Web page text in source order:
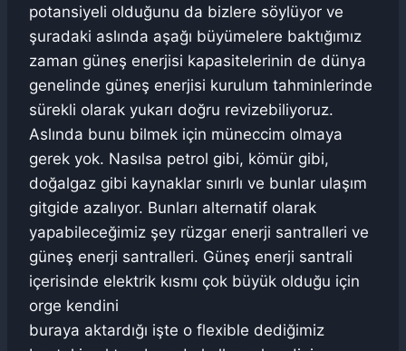
potansiyeli olduğunu da bizlere söylüyor ve
şuradaki aslında aşağı büyümelere baktığımız
zaman güneş enerjisi kapasitelerinin de dünya
genelinde güneş enerjisi kurulum tahminlerinde
sürekli olarak yukarı doğru revizebiliyoruz.
Aslında bunu bilmek için müneccim olmaya
gerek yok. Nasılsa petrol gibi, kömür gibi,
doğalgaz gibi kaynaklar sınırlı ve bunlar ulaşım
gitgide azalıyor. Bunları alternatif olarak
yapabileceğimiz şey rüzgar enerji santralleri ve
güneş enerji santralleri. Güneş enerji santrali
içerisinde elektrik kısmı çok büyük olduğu için
orge kendini
buraya aktardığı işte o flexible dediğimiz